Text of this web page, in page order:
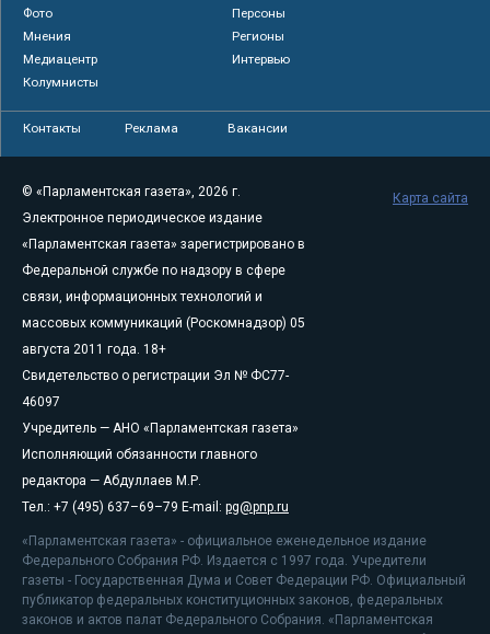
Фото
Персоны
Мнения
Регионы
Медиацентр
Интервью
Колумнисты
Контакты Реклама Вакансии
© «Парламентская газета», 2026 г.
Электронное периодическое издание
«Парламентская газета» зарегистрировано в
Федеральной службе по надзору в сфере
связи, информационных технологий и
массовых коммуникаций (Роскомнадзор) 05
августа 2011 года. 18+
Свидетельство о регистрации Эл № ФС77-
46097
Учредитель — АНО «Парламентская газета»
Исполняющий обязанности главного
редактора — Абдуллаев М.Р.
Тел.: +7 (495) 637–69–79 E-mail: pg@pnp.ru
«Парламентская газета» - официальное еженедельное издание
Федерального Собрания РФ. Издается с 1997 года. Учредители
газеты - Государственная Дума и Совет Федерации РФ. Официальный
публикатор федеральных конституционных законов, федеральных
законов и актов палат Федерального Собрания. «Парламентская
Карта сайта